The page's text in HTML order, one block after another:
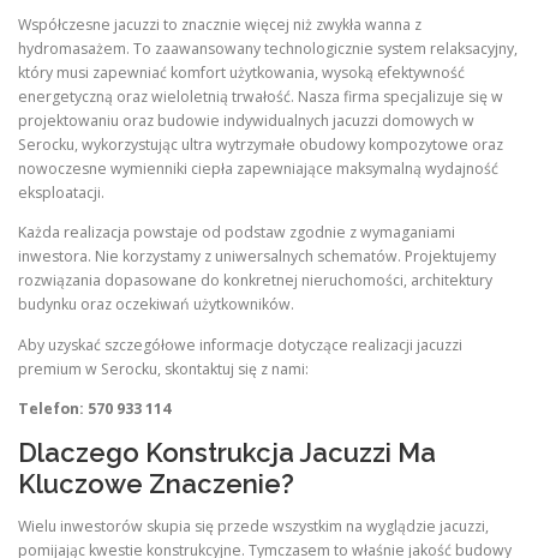
Współczesne jacuzzi to znacznie więcej niż zwykła wanna z
hydromasażem. To zaawansowany technologicznie system relaksacyjny,
który musi zapewniać komfort użytkowania, wysoką efektywność
energetyczną oraz wieloletnią trwałość. Nasza firma specjalizuje się w
projektowaniu oraz budowie indywidualnych jacuzzi domowych w
Serocku, wykorzystując ultra wytrzymałe obudowy kompozytowe oraz
nowoczesne wymienniki ciepła zapewniające maksymalną wydajność
eksploatacji.
Każda realizacja powstaje od podstaw zgodnie z wymaganiami
inwestora. Nie korzystamy z uniwersalnych schematów. Projektujemy
rozwiązania dopasowane do konkretnej nieruchomości, architektury
budynku oraz oczekiwań użytkowników.
Aby uzyskać szczegółowe informacje dotyczące realizacji jacuzzi
premium w Serocku, skontaktuj się z nami:
Telefon: 570 933 114
Dlaczego Konstrukcja Jacuzzi Ma
Kluczowe Znaczenie?
Wielu inwestorów skupia się przede wszystkim na wyglądzie jacuzzi,
pomijając kwestie konstrukcyjne. Tymczasem to właśnie jakość budowy